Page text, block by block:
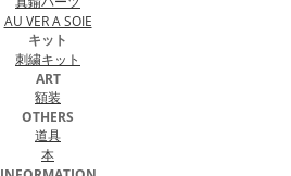
AU VER A SOIE
キット
刺繍キット
ART
額装
OTHERS
道具
本